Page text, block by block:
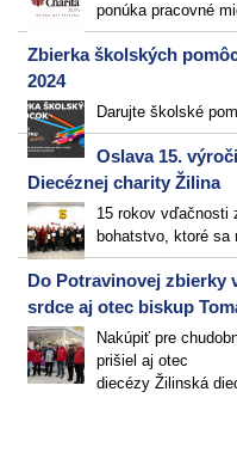
ponúka pracovné
Zbierka školských
2024
Darujte školské
Oslava 15.
Diecéznej charity Žilina
15 rokov vďačnosti
bohatstvo, ktoré sa
Do Potravinovej zbierky
srdce aj otec biskup
Nakúpiť pre
prišiel aj otec
diecézy Žilinská